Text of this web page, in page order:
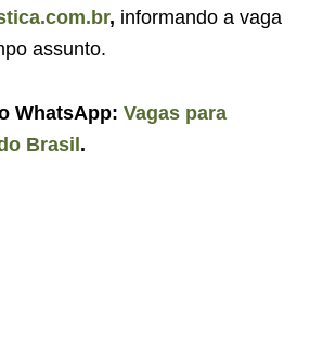
, informando a vaga
assunto.
WhatsApp: Vagas para
Brasil .